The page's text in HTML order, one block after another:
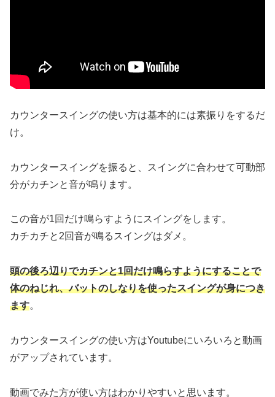
カウンタースイングの使い方は基本的には素振りをするだ
け。
カウンタースイングを振ると、スイングに合わせて可動部
分がカチンと音が鳴ります。
この音が1回だけ鳴らすようにスイングをします。
カチカチと2回音が鳴るスイングはダメ。
頭の後ろ辺りでカチンと1回だけ鳴らすようにすることで
体のねじれ、バットのしなりを使ったスイングが身につき
ます。
カウンタースイングの使い方はYoutubeにいろいろと動画
がアップされています。
動画でみた方が使い方はわかりやすいと思います。